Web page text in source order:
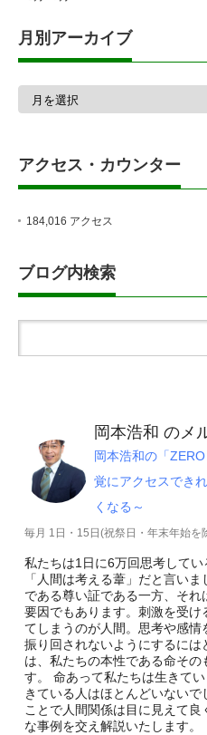
月別アーカイブ
イ
ブ
アクセス・カウンター
184,016 アクセス
ブログ内検索
岡本浩和 のメ
岡本浩和の「
覚にアクセスでき
くなる～
毎月 1日・15日(祝祭日・年末年始を
私たちは1日に6万回思考して
「人間は考える葦」だと言い
である尊い証である一方、そ
要因でもあります。刺激を受
てしまうのが人間。思考や感
振り回されないようにするに
は、私たちの本性である命その
す。 命あって私たちは生きて
きている人はほとんどいない
ことで人間関係は目に見えて
な事例を交え解説いたします。